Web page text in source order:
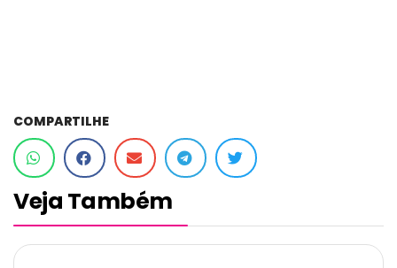
COMPARTILHE
Veja Também